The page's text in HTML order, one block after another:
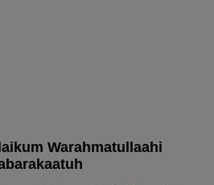
Warahmatullaahi